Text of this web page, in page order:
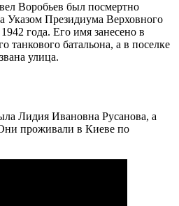
Воробьев был посмертно
Указом Президиума Верховного
года. Его имя занесено в
танкового батальона, а в поселке
улица.
Лидия Ивановна Русанова, а
проживали в Киеве по